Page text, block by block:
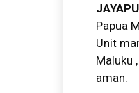
Papua
Unit
Maluku
aman.